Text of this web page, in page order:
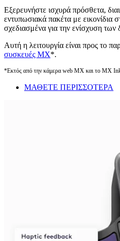
Εξερευνήστε ισχυρά πρόσθετα,
εντυπωσιακά πακέτα με εικονίδια
σχεδιασμένα για την ενίσχυση των
Αυτή η λειτουργία είναι προς το
συσκευές MX*.
*Εκτός από την κάμερα web MX και το MX
ΜΑΘΕΤΕ ΠΕΡΙΣΣΟΤΕΡΑ